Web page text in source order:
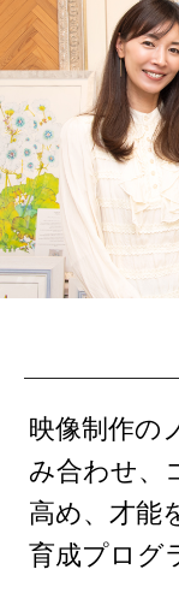
映像制作の
み合わせ、
高め、才能
育成プログ